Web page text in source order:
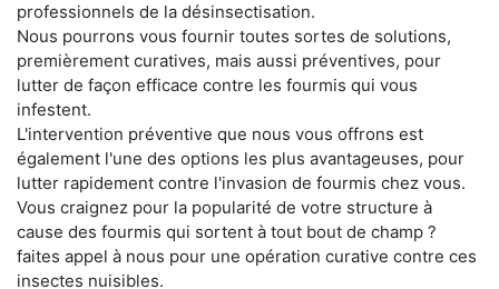
professionnels de la désinsectisation.
Nous pourrons vous fournir toutes sortes de solutions,
premièrement curatives, mais aussi préventives, pour
lutter de façon efficace contre les fourmis qui vous
infestent.
L'intervention préventive que nous vous offrons est
également l'une des options les plus avantageuses, pour
lutter rapidement contre l'invasion de fourmis chez vous.
Vous craignez pour la popularité de votre structure à
cause des fourmis qui sortent à tout bout de champ ?
faites appel à nous pour une opération curative contre ces
insectes nuisibles.